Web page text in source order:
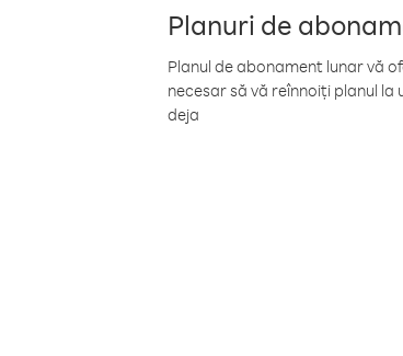
Planuri de
Planul de abonament lunar vă
necesar să vă reînnoiți planul
deja